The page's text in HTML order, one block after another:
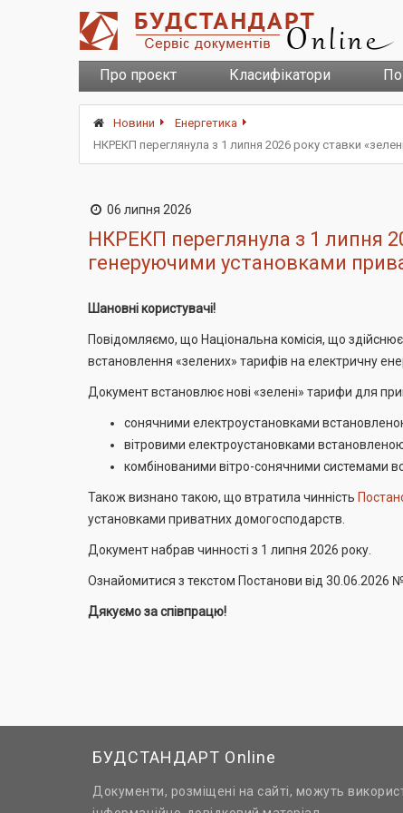
Про проєкт Класифікатори
Новини
Енергетика
НКРЕКП переглянула з 1 липня 2026 року ставки
06 липня 2026
НКРЕКП переглянула з 1 липня
генеруючими установками
Шановні користувачі!
Повідомляємо, що Національна комісія, що
встановлення «зелених» тарифів на електричну
Документ встановлює нові «зелені» тарифи для
сонячними електроустановками
вітровими електроустановками
комбінованими вітро-сонячними системами
Також визнано такою, що втратила чинність
установками приватних домогосподарств.
Документ набрав чинності з 1 липня 2026 року.
Ознайомитися з текстом Постанови від 30.06.2026
Дякуємо за співпрацю!
БУДСТАНДАРТ Online
Документи, розміщені на сайті, можуть